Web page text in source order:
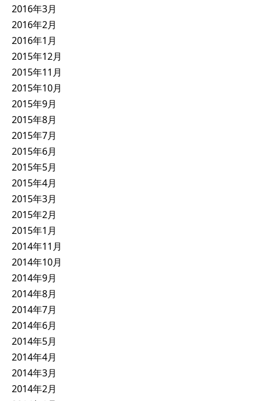
2016年3月
2016年2月
2016年1月
2015年12月
2015年11月
2015年10月
2015年9月
2015年8月
2015年7月
2015年6月
2015年5月
2015年4月
2015年3月
2015年2月
2015年1月
2014年11月
2014年10月
2014年9月
2014年8月
2014年7月
2014年6月
2014年5月
2014年4月
2014年3月
2014年2月